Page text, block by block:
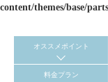
content/themes/base/
オススメポイント
料金プラン